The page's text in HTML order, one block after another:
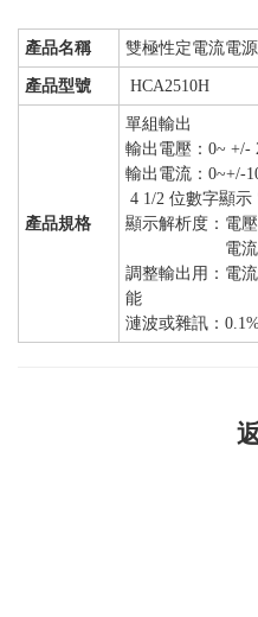
產品名稱 雙極性定電流電
產品型號 HCA2510H
產品規格
單組輸出
輸出電壓：0~ +/-
輸出電流：0~+/-
4 1/2 位數字顯
顯示解析度：電
電流：
調整輸出用：電
能
漣波或雜訊：